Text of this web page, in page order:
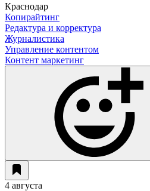
Краснодар
Копирайтинг
Редактура и корректура
Журналистика
Управление контентом
Контент маркетинг
4 августа